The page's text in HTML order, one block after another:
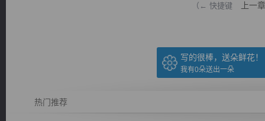
（← 快捷键 上一章
写的很棒，送朵鲜花！
我有0朵送出一朵
热门推荐